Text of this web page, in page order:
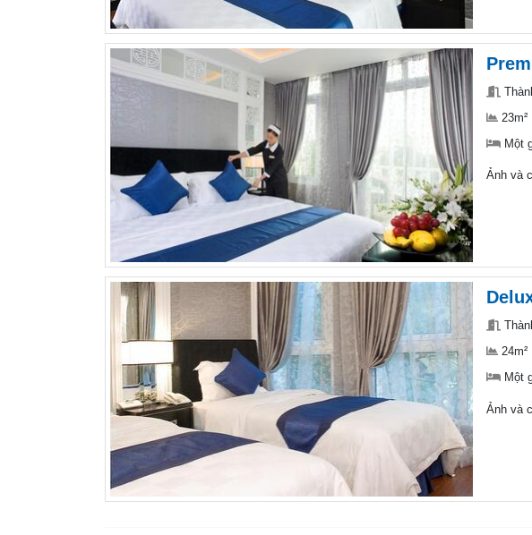
23m²
Một
Ảnh và
24m²
Một
Ảnh và